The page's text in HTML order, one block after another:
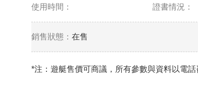
使用時間： 證書情況：
銷售狀態： 在售
*注：遊艇售價可商議，所有參數與資料以電話